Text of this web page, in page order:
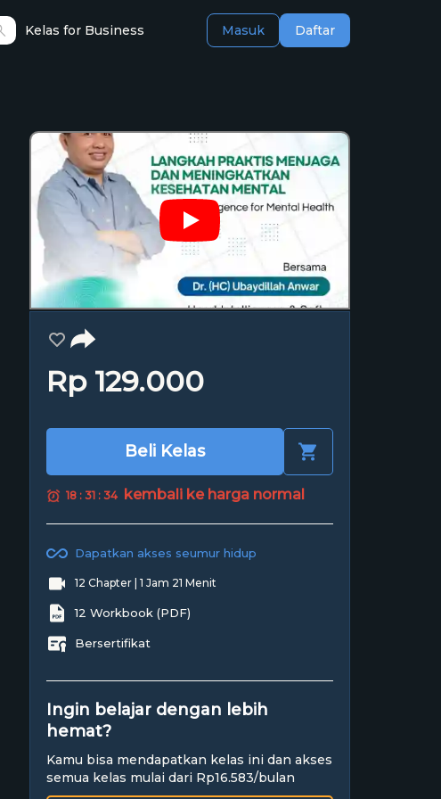
Kelas for Business Masuk Daftar
Rp 129.000
Beli Kelas
18 : 31 : 33 kembali ke harga normal
Dapatkan akses seumur hidup
12 Chapter | 1 Jam 21 Menit
12 Workbook (PDF)
Bersertifikat
Ingin belajar dengan lebih
hemat?
Kamu bisa mendapatkan kelas ini dan akses
semua kelas mulai dari Rp16.583/bulan